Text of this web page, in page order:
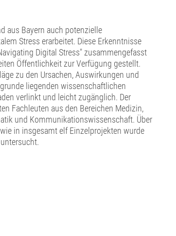
aus Bayern auch potenzielle
Stress erarbeitet. Diese Erkenntnisse
Digital Stress" zusammengefasst
Öffentlichkeit zur Verfügung gestellt.
zu den Ursachen, Auswirkungen und
liegenden wissenschaftlichen
verlinkt und leicht zugänglich. Der
Fachleuten aus den Bereichen Medizin,
und Kommunikationswissenschaft. Über
in insgesamt elf Einzelprojekten wurde